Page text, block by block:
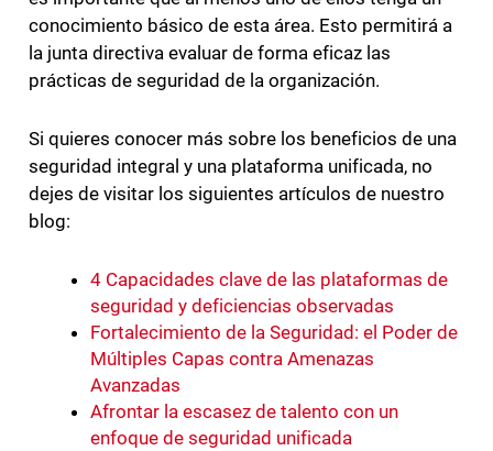
conocimiento básico de esta área. Esto permitirá a
la junta directiva evaluar de forma eficaz las
prácticas de seguridad de la organización.
Si quieres conocer más sobre los beneficios de una
seguridad integral y una plataforma unificada, no
dejes de visitar los siguientes artículos de nuestro
blog:
4 Capacidades clave de las plataformas de
seguridad y deficiencias observadas
Fortalecimiento de la Seguridad: el Poder de
Múltiples Capas contra Amenazas
Avanzadas
Afrontar la escasez de talento con un
enfoque de seguridad unificada